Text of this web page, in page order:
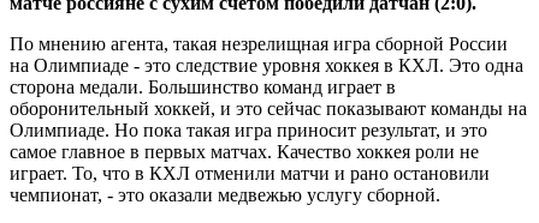
По мнению агента, такая незрелищная игра сборной России
на Олимпиаде - это следствие уровня хоккея в КХЛ. Это одна
сторона медали. Большинство команд играет в
оборонительный хоккей, и это сейчас показывают команды на
Олимпиаде. Но пока такая игра приносит результат, и это
самое главное в первых матчах. Качество хоккея роли не
играет. То, что в КХЛ отменили матчи и рано остановили
чемпионат, - это оказали медвежью услугу сборной.